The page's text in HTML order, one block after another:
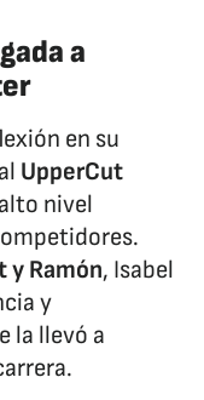
a
en su
UpperCut
nivel
y Ramón, Isabel
y
la llevó a